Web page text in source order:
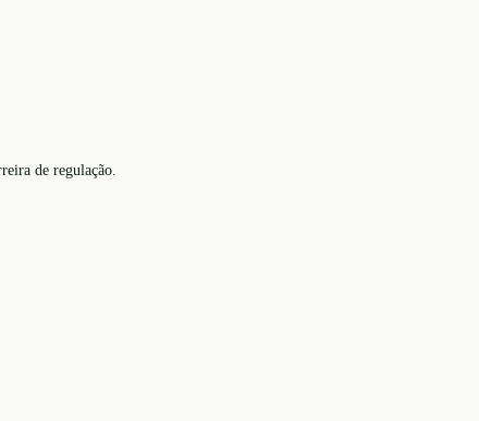
de regulação.